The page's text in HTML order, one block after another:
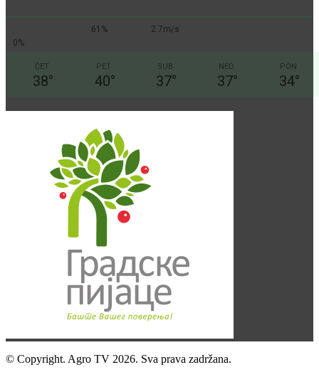
61%
2.7m/s
0%
ČET
38°
PET
40°
SUB
37°
NED
37°
PON
34°
© Copyright. Agro TV 2026. Sva prava zadržana.